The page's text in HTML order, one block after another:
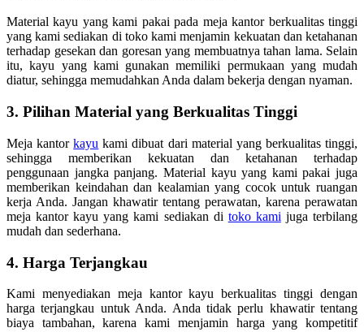
Material kayu yang kami pakai pada meja kantor berkualitas tinggi
yang kami sediakan di toko kami menjamin kekuatan dan ketahanan
terhadap gesekan dan goresan yang membuatnya tahan lama. Selain
itu, kayu yang kami gunakan memiliki permukaan yang mudah
diatur, sehingga memudahkan Anda dalam bekerja dengan nyaman.
3. Pilihan Material yang Berkualitas Tinggi
Meja kantorkayu kami dibuat dari material yang berkualitas tinggi,
sehingga memberikan kekuatan dan ketahanan terhadap
penggunaan jangka panjang. Material kayu yang kami pakai juga
memberikan keindahan dan kealamian yang cocok untuk ruangan
kerja Anda. Jangan khawatir tentang perawatan, karena perawatan
meja kantor kayu yang kami sediakan di toko kami juga terbilang
mudah dan sederhana.
4. Harga Terjangkau
Kami menyediakan meja kantor kayu berkualitas tinggi dengan
harga terjangkau untuk Anda. Anda tidak perlu khawatir tentang
biaya tambahan, karena kami menjamin harga yang kompetitif